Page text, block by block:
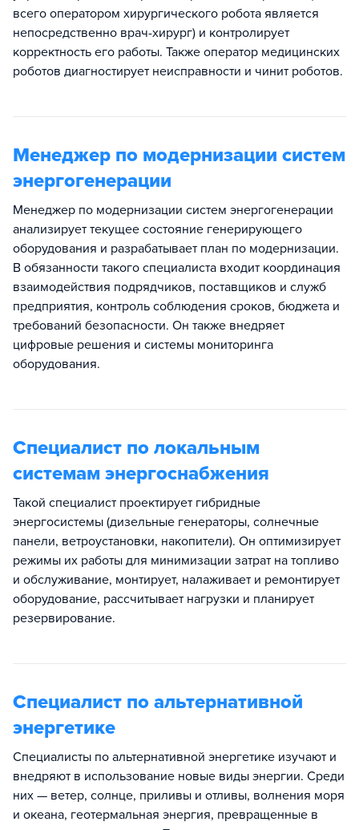
всего оператором хирургического робота является
непосредственно врач-хирург) и контролирует
корректность его работы. Также оператор медицинских
роботов диагностирует неисправности и чинит роботов.
Менеджер по модернизации систем
энергогенерации
Менеджер по модернизации систем энергогенерации
анализирует текущее состояние генерирующего
оборудования и разрабатывает план по модернизации.
В обязанности такого специалиста входит координация
взаимодействия подрядчиков, поставщиков и служб
предприятия, контроль соблюдения сроков, бюджета и
требований безопасности. Он также внедряет
цифровые решения и системы мониторинга
оборудования.
Специалист по локальным
системам энергоснабжения
Такой специалист проектирует гибридные
энергосистемы (дизельные генераторы, солнечные
панели, ветроустановки, накопители). Он оптимизирует
режимы их работы для минимизации затрат на топливо
и обслуживание, монтирует, налаживает и ремонтирует
оборудование, рассчитывает нагрузки и планирует
резервирование.
Специалист по альтернативной
энергетике
Специалисты по альтернативной энергетике изучают и
внедряют в использование новые виды энергии. Среди
них — ветер, солнце, приливы и отливы, волнения моря
и океана, геотермальная энергия, превращенные в